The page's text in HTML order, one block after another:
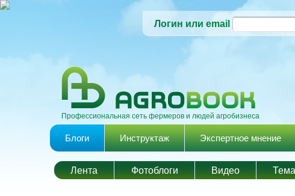
Логин или email
Профессиональная сеть фермеров и людей агробизнеса
Главное меню
Блоги Инструктаж Экспертное мнение
Лента Фотоблоги Видео